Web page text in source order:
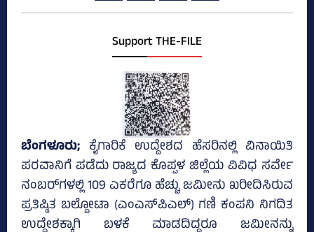
Support THE-FILE
ಬೆಂಗಳೂರು; ಕೈಗಾರಿಕೆ ಉದ್ದೇಶದ ಹೆಸರಿನಲ್ಲಿ ವಿನಾಯಿತಿ
ಪರವಾನಿಗೆ ಪಡೆದು ರಾಜ್ಯದ ಕೊಪ್ಪಳ ಜಿಲ್ಲೆಯ ವಿವಿಧ ಸರ್ವೇ
ನಂಬರ್‌ಗಳಲ್ಲಿ 109 ಎಕರೆಗೂ ಹೆಚ್ಚು ಜಮೀನು ಖರೀದಿಸಿರುವ
ಪ್ರತಿಷ್ಠಿತ ಬಲ್ದೋಟಾ (ಎಂಎಸ್‌ಪಿಎಲ್‌) ಗಣಿ ಕಂಪನಿ ನಿಗದಿತ
ಉದ್ದೇಶಕ್ಕಾಗಿ ಬಳಕೆ ಮಾಡದಿದ್ದರೂ ಜಮೀನನ್ನು